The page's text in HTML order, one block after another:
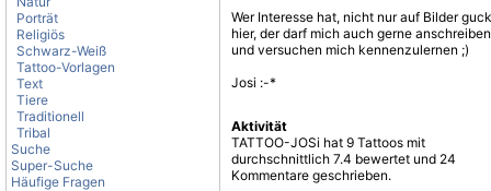
Porträt
Religiös
Schwarz-Weiß
Tattoo-Vorlagen
Text
Tiere
Traditionell
Tribal
Suche
Super-Suche
Häufige Fragen
Wer Interesse hat, nicht nur auf Bilder
hier, der darf mich auch gerne anschreiben
und versuchen mich kennenzulernen ;)
Josi :-*
Aktivität
TATTOO-JOSi hat 9 Tattoos mit
durchschnittlich 7.4 bewertet und 24
Kommentare geschrieben.